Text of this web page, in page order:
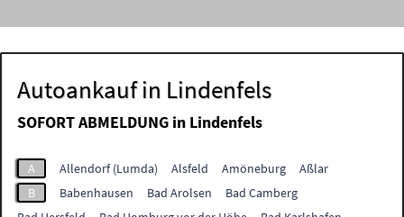
Autoankauf in Lindenfels
SOFORT ABMELDUNG in Lindenfels
A Allendorf (Lumda) Alsfeld Amöneburg
Aßlar
B
Babenhausen Bad Arolsen
Bad Camberg